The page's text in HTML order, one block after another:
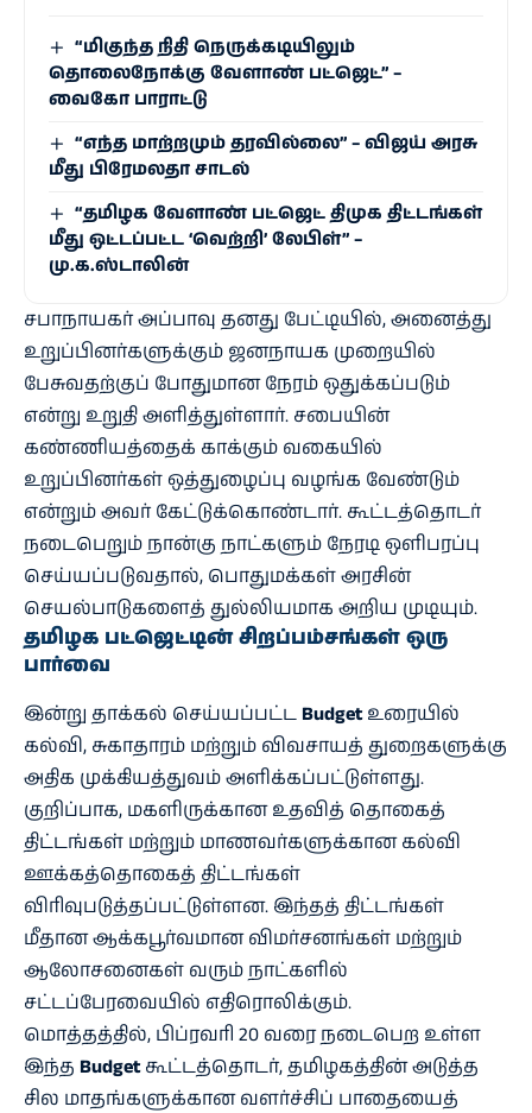
“மிகுந்த நிதி நெருக்கடியிலும்
தொலைநோக்கு வேளாண் பட்ஜெட்” –
வைகோ பாராட்டு
“எந்த மாற்றமும் தரவில்லை” – விஜய் அரசு
மீது பிரேமலதா சாடல்
“தமிழக வேளாண் பட்ஜெட் திமுக திட்டங்கள்
மீது ஒட்டப்பட்ட ‘வெற்றி’ லேபிள்” –
மு.க.ஸ்டாலின்
சபாநாயகர் அப்பாவு தனது பேட்டியில், அனைத்து
உறுப்பினர்களுக்கும் ஜனநாயக முறையில்
பேசுவதற்குப் போதுமான நேரம் ஒதுக்கப்படும்
என்று உறுதி அளித்துள்ளார். சபையின்
கண்ணியத்தைக் காக்கும் வகையில்
உறுப்பினர்கள் ஒத்துழைப்பு வழங்க வேண்டும்
என்றும் அவர் கேட்டுக்கொண்டார். கூட்டத்தொடர்
நடைபெறும் நான்கு நாட்களும் நேரடி ஒளிபரப்பு
செய்யப்படுவதால், பொதுமக்கள் அரசின்
செயல்பாடுகளைத் துல்லியமாக அறிய முடியும்.
தமிழக பட்ஜெட்டின் சிறப்பம்சங்கள் ஒரு
பார்வை
இன்று தாக்கல் செய்யப்பட்ட Budgetஉரையில்
கல்வி, சுகாதாரம் மற்றும் விவசாயத் துறைகளுக்கு
அதிக முக்கியத்துவம் அளிக்கப்பட்டுள்ளது.
குறிப்பாக, மகளிருக்கான உதவித் தொகைத்
திட்டங்கள் மற்றும் மாணவர்களுக்கான கல்வி
ஊக்கத்தொகைத் திட்டங்கள்
விரிவுபடுத்தப்பட்டுள்ளன. இந்தத் திட்டங்கள்
மீதான ஆக்கபூர்வமான விமர்சனங்கள் மற்றும்
ஆலோசனைகள் வரும் நாட்களில்
சட்டப்பேரவையில் எதிரொலிக்கும்.
மொத்தத்தில், பிப்ரவரி 20 வரை நடைபெற உள்ள
இந்த Budgetகூட்டத்தொடர், தமிழகத்தின் அடுத்த
சில மாதங்களுக்கான வளர்ச்சிப் பாதையைத்